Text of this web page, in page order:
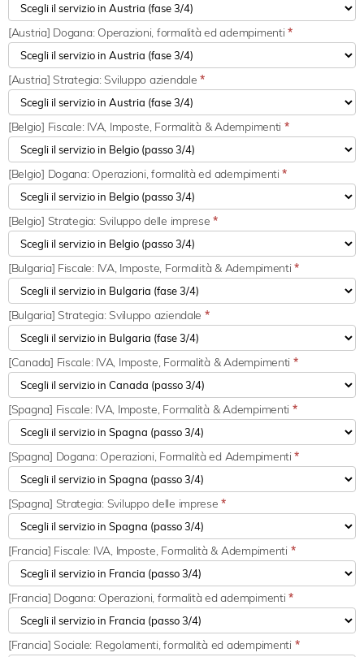
[Austria] Dogana: Operazioni, formalità ed adempimenti*
[Austria] Strategia: Sviluppo aziendale*
[Belgio] Fiscale: IVA, Imposte, Formalità & Adempimenti *
[Belgio] Dogana: Operazioni, formalità ed adempimenti*
[Belgio] Strategia: Sviluppo delle imprese*
[Bulgaria] Fiscale: IVA, Imposte, Formalità & Adempimenti*
[Bulgaria] Strategia: Sviluppo aziendale *
[Canada] Fiscale: IVA, Imposte, Formalità & Adempimenti *
[Spagna] Fiscale: IVA, Imposte, Formalità & Adempimenti *
[Spagna] Dogana: Operazioni, Formalità ed Adempimenti*
[Spagna] Strategia: Sviluppo delle imprese*
[Francia] Fiscale: IVA, Imposte, Formalità & Adempimenti *
[Francia] Dogana: Operazioni, formalità ed adempimenti*
[Francia] Sociale: Regolamenti, formalità ed adempimenti *